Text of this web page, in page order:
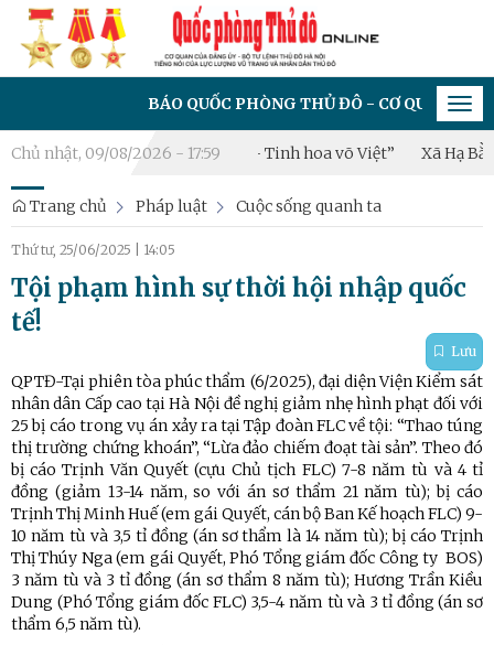
BÁO QUỐC PHÒNG THỦ ĐÔ - CƠ QUAN CỦA
Chủ nhật, 09/08/2026 - 17:59
“Hào khí Thăng Long – Tinh hoa võ Việt” Xã Hạ Bằng
Trang chủ Pháp luật Cuộc sống quanh ta
Thứ tư, 25/06/2025 14:05
Tội phạm hình sự thời hội nhập quốc
tế!
Lưu
QPTĐ-Tại phiên tòa phúc thẩm (6/2025), đại diện Viện Kiểm sát
nhân dân Cấp cao tại Hà Nội đề nghị giảm nhẹ hình phạt đối với
25 bị cáo trong vụ án xảy ra tại Tập đoàn FLC về tội: “Thao túng
thị trường chứng khoán”, “Lừa đảo chiếm đoạt tài sản”. Theo đó
bị cáo Trịnh Văn Quyết (cựu Chủ tịch FLC) 7-8 năm tù và 4 tỉ
đồng (giảm 13-14 năm, so với án sơ thẩm 21 năm tù); bị cáo
Trịnh Thị Minh Huế (em gái Quyết, cán bộ Ban Kế hoạch FLC) 9-
10 năm tù và 3,5 tỉ đồng (án sơ thẩm là 14 năm tù); bị cáo Trịnh
Thị Thúy Nga (em gái Quyết, Phó Tổng giám đốc Công ty BOS)
3 năm tù và 3 tỉ đồng (án sơ thẩm 8 năm tù); Hương Trần Kiều
Dung (Phó Tổng giám đốc FLC) 3,5-4 năm tù và 3 tỉ đồng (án sơ
thẩm 6,5 năm tù).